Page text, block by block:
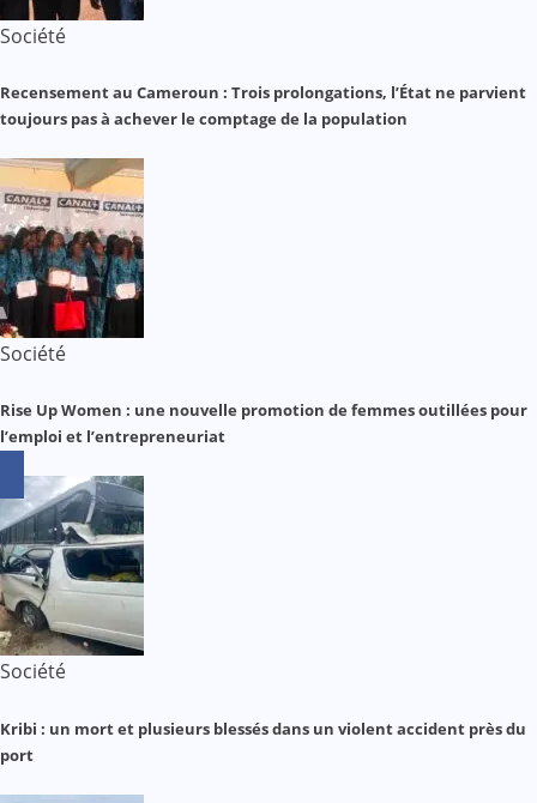
Société
Recensement au Cameroun : Trois prolongations, l’État ne parvient
toujours pas à achever le comptage de la population
Société
Rise Up Women : une nouvelle promotion de femmes outillées pour
l’emploi et l’entrepreneuriat
Société
Kribi : un mort et plusieurs blessés dans un violent accident près du
port